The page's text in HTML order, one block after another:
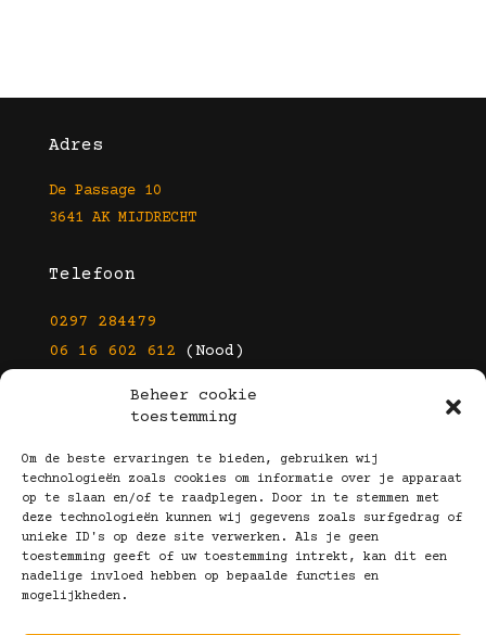
Beheer cookie
toestemming
Om de beste ervaringen te bieden, gebruiken wij
technologieën zoals cookies om informatie over je apparaat
op te slaan en/of te raadplegen. Door in te stemmen met
deze technologieën kunnen wij gegevens zoals surfgedrag of
unieke ID's op deze site verwerken. Als je geen
toestemming geeft of uw toestemming intrekt, kan dit een
nadelige invloed hebben op bepaalde functies en
mogelijkheden.
Adres
De Passage 10
3641 AK MIJDRECHT
Telefoon
0297 284479
06 16 602 612 (Nood)
info@kootbrillen.nl
Volg Ons!